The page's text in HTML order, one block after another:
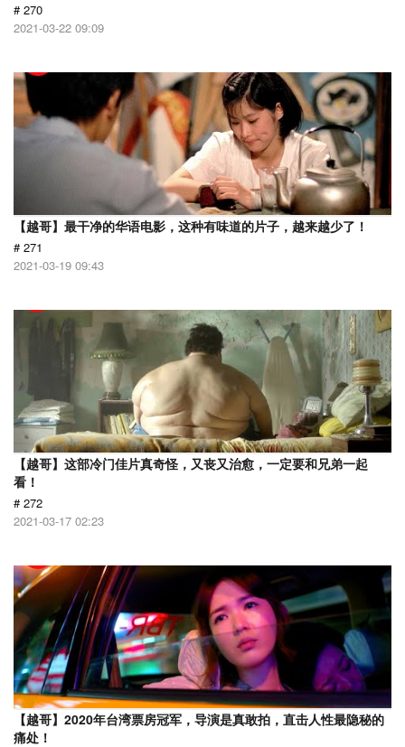
# 270
2021-03-22 09:09
【越哥】最干净的华语电影，这种有味道的片子，越来越少了！
# 271
2021-03-19 09:43
【越哥】这部冷门佳片真奇怪，又丧又治愈，一定要和兄弟一起
看！
# 272
2021-03-17 02:23
【越哥】2020年台湾票房冠军，导演是真敢拍，直击人性最隐秘的
痛处！